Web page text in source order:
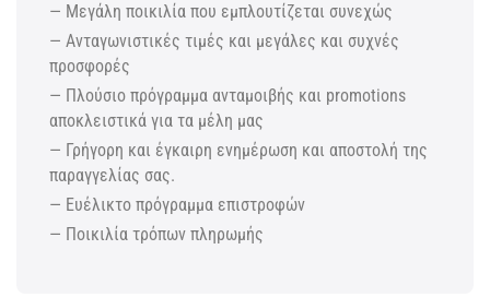
— Μεγάλη ποικιλία που εμπλουτίζεται συνεχώς
— Ανταγωνιστικές τιμές και μεγάλες και συχνές
προσφορές
— Πλούσιο πρόγραμμα ανταμοιβής και promotions
αποκλειστικά για τα μέλη μας
— Γρήγορη και έγκαιρη ενημέρωση και αποστολή της
παραγγελίας σας.
— Ευέλικτο πρόγραμμα επιστροφών
— Ποικιλία τρόπων πληρωμής